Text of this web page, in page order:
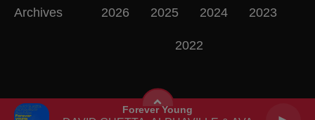
Forever Young
Archives 2026 2025 2024 2023
2022